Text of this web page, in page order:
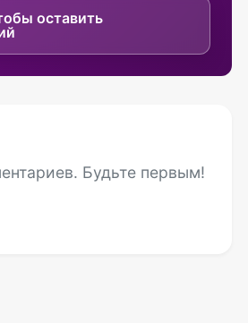
оставить
Будьте первым!